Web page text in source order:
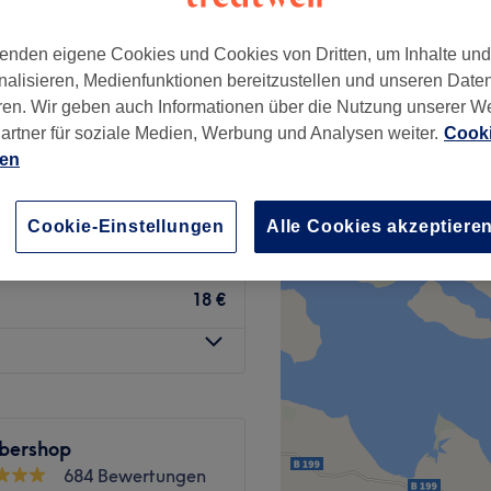
Bart Styling,
54 €
19 €
18 €
684 Bewertungen
eigene Cookies und Cookies von Dritten, um Inhalte
Medienfunktionen bereitzustellen und unseren
Wir geben auch Informationen über die Nutzung unserer
für soziale Medien, Werbung und Analysen weiter.
Cookie-Einstellungen Alle Cookies